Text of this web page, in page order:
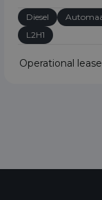
Diesel
L2H1
Operational lease